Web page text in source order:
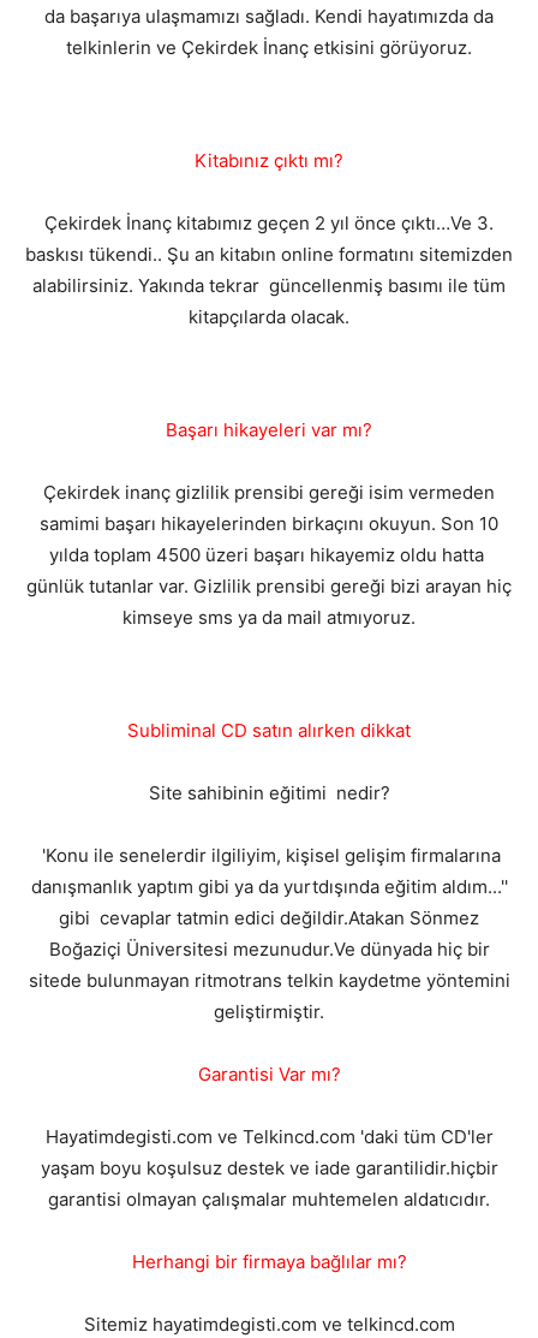
da başarıya ulaşmamızı sağladı. Kendi hayatımızda da
telkinlerin ve Çekirdek İnanç etkisini görüyoruz.
Kitabınız çıktı mı?
Çekirdek İnanç kitabımız geçen 2 yıl önce çıktı…Ve 3.
baskısı tükendi.. Şu an kitabın online formatını sitemizden
alabilirsiniz. Yakında tekrar güncellenmiş basımı ile tüm
kitapçılarda olacak.
Başarı hikayeleri var mı?
Çekirdek inanç gizlilik prensibi gereği isim vermeden
samimi başarı hikayelerinden birkaçını okuyun. Son 10
yılda toplam 4500 üzeri başarı hikayemiz oldu hatta
günlük tutanlar var. Gizlilik prensibi gereği bizi arayan hiç
kimseye sms ya da mail atmıyoruz.
Subliminal CD satın alırken dikkat
Site sahibinin eğitimi nedir?
'Konu ile senelerdir ilgiliyim, kişisel gelişim firmalarına
danışmanlık yaptım gibi ya da yurtdışında eğitim aldım...''
gibi cevaplar tatmin edici değildir.Atakan Sönmez
Boğaziçi Üniversitesi mezunudur.Ve dünyada hiç bir
sitede bulunmayan ritmotrans telkin kaydetme yöntemini
geliştirmiştir.
Garantisi Var mı?
Hayatimdegisti.com ve Telkincd.com 'daki tüm CD'ler
yaşam boyu koşulsuz destek ve iade garantilidir.hiçbir
garantisi olmayan çalışmalar muhtemelen aldatıcıdır.
Herhangi bir firmaya bağlılar mı?
Sitemiz hayatimdegisti.com ve telkincd.com